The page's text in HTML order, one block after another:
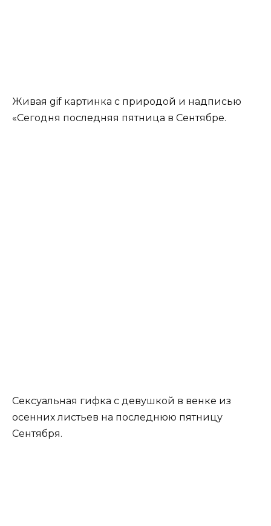
Живая gif картинка с природой и надписью
«Сегодня последняя пятница в Сентябре.
Сексуальная гифка с девушкой в венке из
осенних листьев на последнюю пятницу
Сентября.